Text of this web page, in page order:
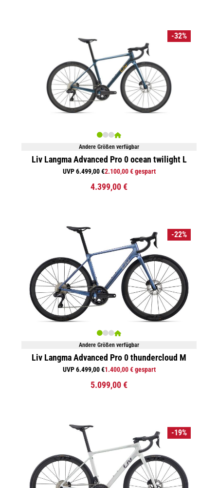
-32%
Andere Größen verfügbar
Liv Langma Advanced Pro 0 ocean twilight L
UVP 6.499,00 €2.100,00 € gespart
4.399,00 €
-22%
Andere Größen verfügbar
Liv Langma Advanced Pro 0 thundercloud M
UVP 6.499,00 €1.400,00 € gespart
5.099,00 €
-19%